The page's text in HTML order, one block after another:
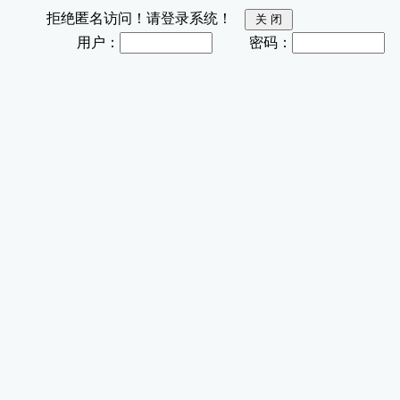
拒绝匿名访问！请登录系统！
用户：
密码：